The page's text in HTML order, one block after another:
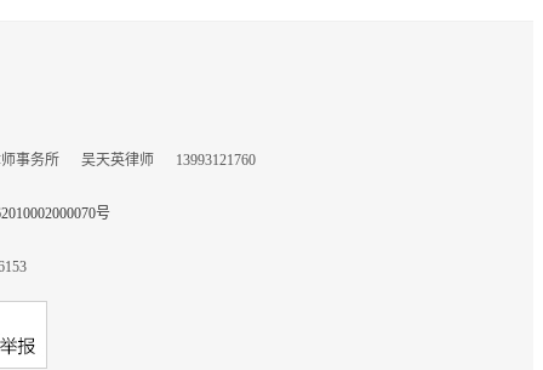
师事务所 吴天英律师 13993121760
号